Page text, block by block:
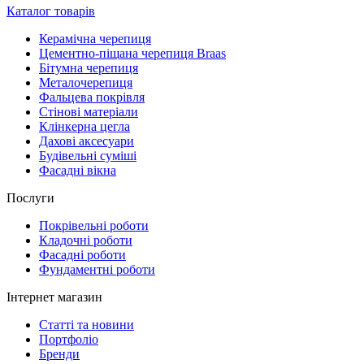
Каталог товарів
Керамічна черепиця
Цементно-піщана черепиця Braas
Бітумна черепиця
Металочерепиця
Фальцева покрівля
Стінові матеріали
Клінкерна цегла
Дахові аксесуари
Будівельні суміші
Фасадні вікна
Послуги
Покрівельні роботи
Кладочні роботи
Фасадні роботи
Фундаментні роботи
Інтернет магазин
Статті та новини
Портфоліо
Бренди